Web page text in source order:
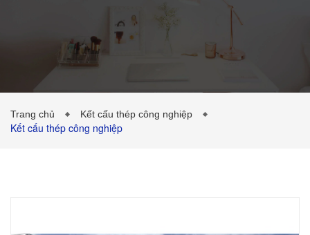
CÔNG TRÌNH ĐÃ THỰC HIỆN TIN TỨC
Trang chủ Kết cấu thép công nghiệp
Kết cấu thép công nghiệp